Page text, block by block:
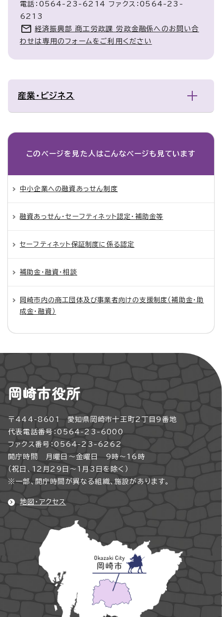
電話：0564-23-6214 ファクス：0564-23-
6213
経済振興部 商工労政課 労政金融係へのお問い合
わせは専用のフォームをご利用ください
産業・ビジネス
このページを見た人は こんなページも見ています
中小企業への融資あっせん制度
融資あっせん・セーフティネット認定・補助金等
セーフティネット保証制度に係る認定
補助金・融資・相談
岡崎市内の商工団体及び事業者向けの支援制度（補助金・助
成金・融資）
岡崎市役所
〒444-8601 愛知県岡崎市十王町2丁目9番地
代表電話番号：0564-23-6000
ファクス番号：0564-23-6262
開庁時間 月曜日～金曜日 9時～16時
（祝日、12月29日～1月3日を除く）
※一部、開庁時間が異なる組織、施設があります。
地図・アクセス